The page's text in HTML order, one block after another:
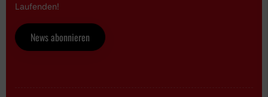
Laufenden!
News abonnieren